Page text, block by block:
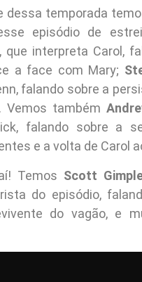
dessa temporada
episódio de
, que interpreta Carol,
a face com Mary;
falando sobre a
Vemos também
falando sobre a
e a volta de Carol
Temos Scott
do episódio,
do vagão, e